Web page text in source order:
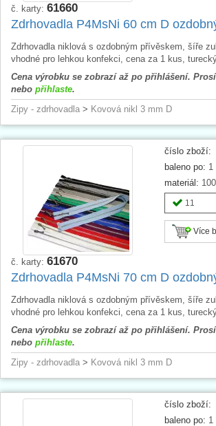
č. karty: 61660
Zdrhovadla P4MsNi 60 cm D
Zdrhovadla niklová s ozdobným přívěskem, šíře
vhodné pro lehkou konfekci, cena za 1 kus,
Cena výrobku se zobrazí až po přihlášení.
nebo přihlaste.
Zipy - zdrhovadla > Kovová nikl 3 mm D
číslo zboží:
baleno po: 1
materiál:
11
Více
č. karty: 61670
Zdrhovadla P4MsNi 70 cm D
Zdrhovadla niklová s ozdobným přívěskem, šíře
vhodné pro lehkou konfekci, cena za 1 kus,
Cena výrobku se zobrazí až po přihlášení.
nebo přihlaste.
Zipy - zdrhovadla > Kovová nikl 3 mm D
číslo zboží:
baleno po: 1